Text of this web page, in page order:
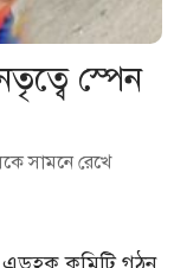
স্পেন
সামনে রেখে